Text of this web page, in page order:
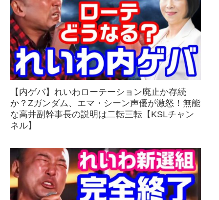
【内ゲバ】れいわローテーション廃止か存続
か？Zガンダム、エマ・シーン声優が激怒！無能
な高井副幹事長の説明は二転三転【KSLチャン
ネル】